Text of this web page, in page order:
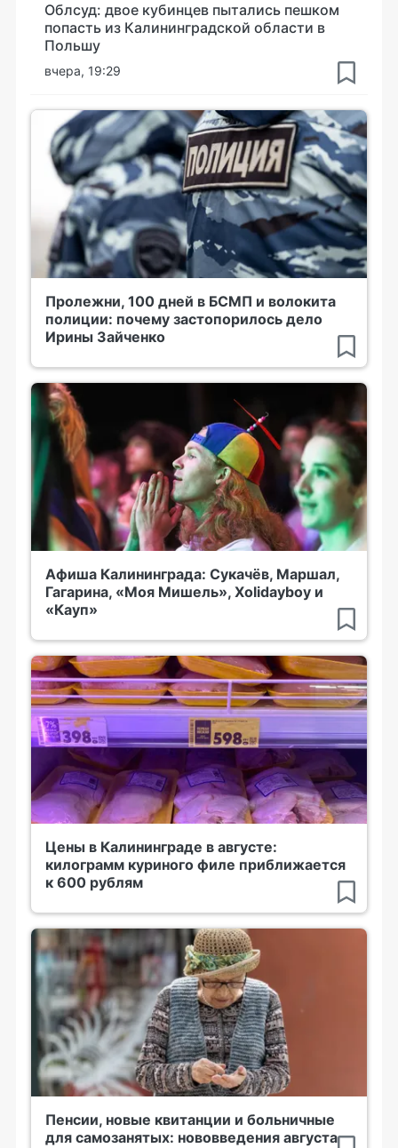
Облсуд: двое кубинцев пытались пешком
попасть из Калининградской области в
Польшу
вчера, 19:29
Пролежни, 100 дней в БСМП и волокита
полиции: почему застопорилось дело
Ирины Зайченко
Афиша Калининграда: Сукачёв, Маршал,
Гагарина, «Моя Мишель», Xolidayboy и
«Кауп»
Цены в Калининграде в августе:
килограмм куриного филе приближается
к 600 рублям
Пенсии, новые квитанции и больничные
для самозанятых: нововведения августа